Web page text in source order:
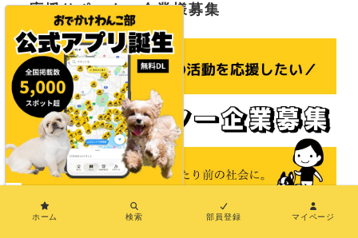
応援サポーター企業様募集
ホーム 検索 部員登録 マイページ